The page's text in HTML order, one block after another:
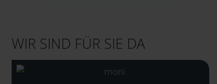
WIR SIND FÜR SIE DA